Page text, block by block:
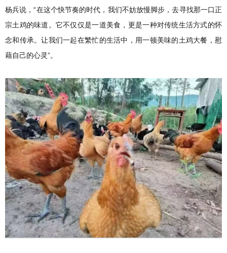
杨兵说，“在这个快节奏的时代，我们不妨放慢脚步，去寻找那一口正
宗土鸡的味道。它不仅仅是一道美食，更是一种对传统生活方式的怀
念和传承。让我们一起在繁忙的生活中，用一顿美味的土鸡大餐，慰
藉自己的心灵”。